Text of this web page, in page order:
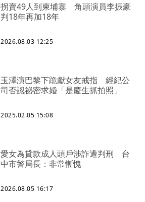
拐賣49人到柬埔寨 角頭演員李振豪
判18年再加18年
2026.08.03 12:25
玉澤演巴黎下跪獻女友戒指 經紀公
司否認祕密求婚「是慶生抓拍照」
2025.02.05 15:08
愛女為貸款成人頭戶涉詐遭判刑 台
中市警局長：非常慚愧
2026.08.05 16:17